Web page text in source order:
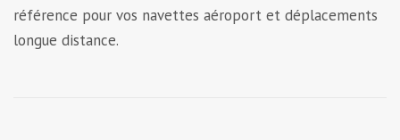
référence pour vos navettes aéroport et déplacements
longue distance.